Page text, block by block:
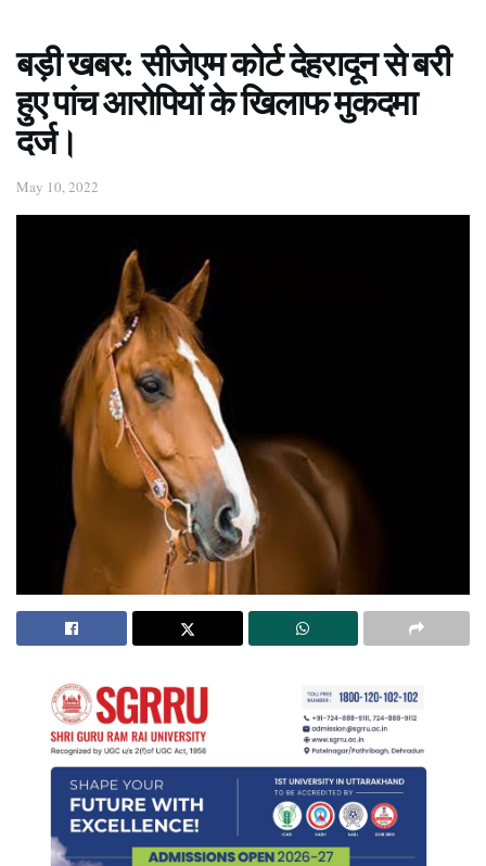
बड़ी खबर: सीजेएम कोर्ट देहरादून से बरी
हुए पांच आरोपियों के खिलाफ मुकदमा
दर्ज।
May 10, 2022